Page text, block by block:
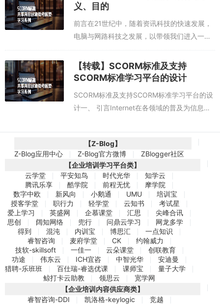
义、目的
前言在21世纪中，随着资讯科技的快速发展，
电脑与网路科技之发展，以带领我们进入一个
数位学习(e-learning)的环境，有赖于国家竞争
力的提升，运用网路的便捷，学习者可以不受
时间与空间的限制，在最短...
【转载】SCORM标准及支持
SCORM标准学习平台的设计
SCORM标准及支持SCORM标准学习平台的设
计一、 引言Internet在各领域的普及为信息和
成为一个公共的传递平台，基于网络的学习内
容几乎可以被任何媒体传递...
【Z-Blog】
Z-Blog应用中心
Z-Blog官方微博
ZBlogger社区
【企业培训学习平台类】
云学堂
平安知鸟 时代光华
知学云
腾讯乐享
酷学院 前程无忧
摩学院
数字中欧
新风向 小鹅通 UMU
培训宝
授客学堂
职行力 轻学堂 云知书
考试星
爱上学习
英盛网 企慕课堂 汇思
尖峰合讯
思创
阔知网络 兜行 问鼎云学习
网龙多学
得到
混沌 内训宝 博思汇
一点知识
睿智咨询
麦府学堂 CK
约翰威力
技软-skillsoft
一佳一 云朵课堂
创联教育
功途
伟东云 ICH宜咨 中智光华
安迪曼
猎聘-乐班班
百仕瑞-睿选优课 课师宝
量子大学
鲸打卡云助教
领思云
宽学网
【企业培训内容供应商类】
睿智咨询-DDI
凯洛格-keylogic 竞越